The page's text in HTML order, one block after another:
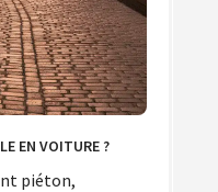
EN VOITURE ?
piéton,